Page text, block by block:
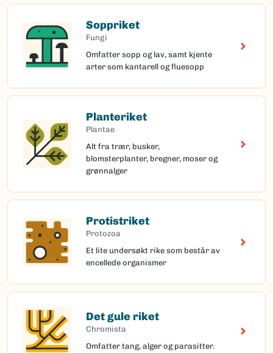
Soppriket
Fungi
Omfatter sopp og lav, samt kjente
arter som kantarell og fluesopp
Planteriket
Plantae
Alt fra trær, busker,
blomsterplanter, bregner, moser og
grønnalger
Protistriket
Protozoa
Et lite undersøkt rike som består av
encellede organismer
Det gule riket
Chromista
Omfatter tang, alger og parasitter.